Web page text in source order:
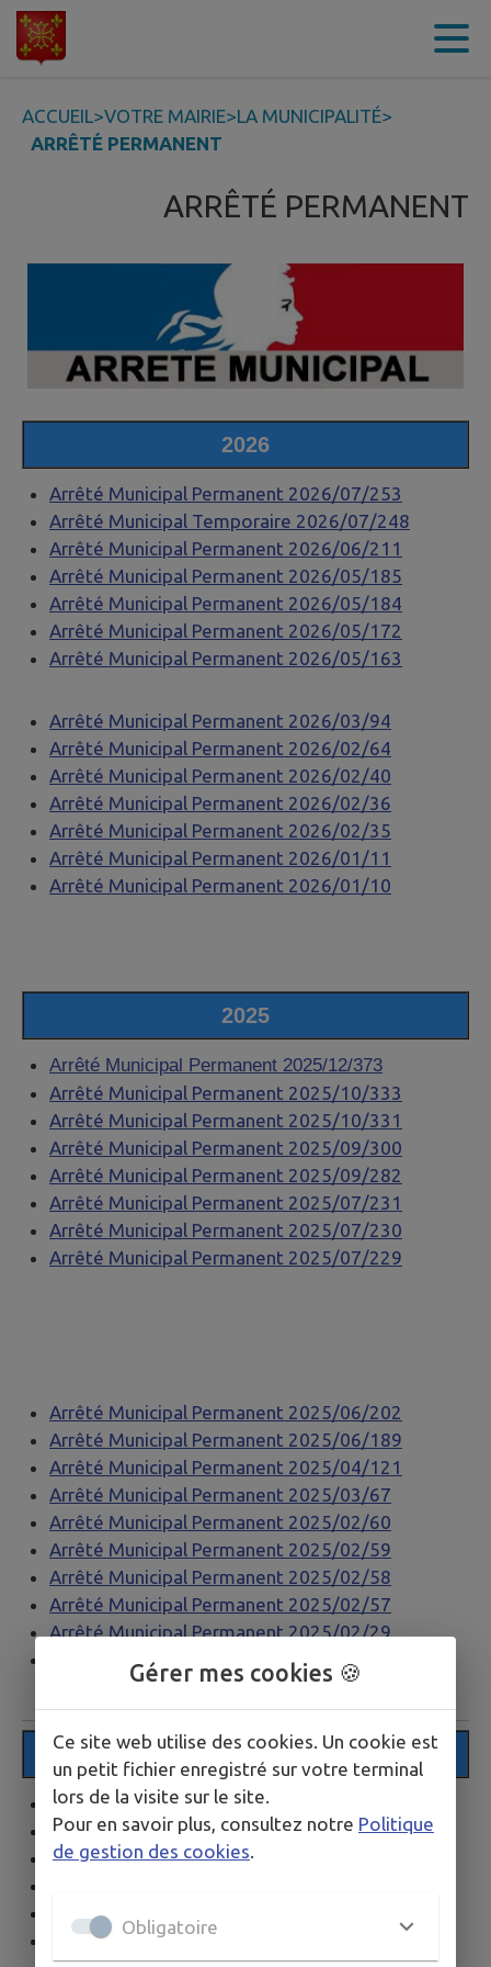
Contenu
ACCUEIL>VOTRE MAIRIE>LA MUNICIPALITÉ>
ARRÊTÉ PERMANENT
ARRÊTÉ PERMANENT
2026
Arrêté Municipal Permanent 2026/07/253
Arrêté Municipal Temporaire 2026/07/248
Arrêté Municipal Permanent 2026/06/211
Arrêté Municipal Permanent 2026/05/185
Arrêté Municipal Permanent 2026/05/184
Arrêté Municipal Permanent 2026/05/172
Arrêté Municipal Permanent 2026/05/163
Arrêté Municipal Permanent 2026/03/94
Arrêté Municipal Permanent 2026/02/64
Arrêté Municipal Permanent 2026/02/40
Arrêté Municipal Permanent 2026/02/36
Arrêté Municipal Permanent 2026/02/35
Arrêté Municipal Permanent 2026/01/11
Arrêté Municipal Permanent 2026/01/10
2025
Arrêté Municipal Permanent 2025/12/373
Arrêté Municipal Permanent 2025/10/333
Arrêté Municipal Permanent 2025/10/331
Arrêté Municipal Permanent 2025/09/300
Arrêté Municipal Permanent 2025/09/282
Arrêté Municipal Permanent 2025/07/231
Arrêté Municipal Permanent 2025/07/230
Arrêté Municipal Permanent 2025/07/229
Arrêté Municipal Permanent 2025/06/202
Arrêté Municipal Permanent 2025/06/1 89
Arrêté Municipal Permanent 2025/04/121
Arrêté Municipal Permanent 2025/03/67
Arrêté Municipal Permanent 2025/02/60
Arrêté Municipal Permanent 2025/02/59
Arrêté Municipal Permanent 2025/02/58
Arrêté Municipal Permanent 2025/02/57
Arrêté Municipal Permanent 2025/02/29
Arrêté Municipal Permanent 2025/02/28
2024
Arrêté Municipal Permanent 2024/12/309
Arrêté Municipal Permanent 2024/12/305
Arrêté Municipal Permanent 2024/11/295
Arrêté Municipal Permanent 2024/11/283
Arrêté Municipal Permanent 2024/10/270
Gérer mes cookies 🍪
Ce site web utilise des cookies. Un cookie est
un petit fichier enregistré sur votre terminal
lors de la visite sur le site.
Pour en savoir plus, consultez notre Politique
de gestion des cookies.
Obligatoire